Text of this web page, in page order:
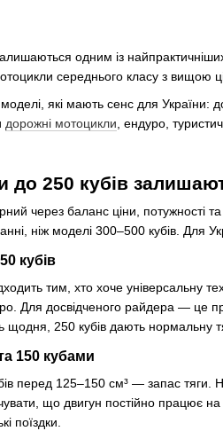
одним із
середнього класу з вищою
які мають сенс для
дорожні мотоцикли , ендуро,
до 250 кубів
через баланс ціни, потужності та
ніж моделі 300–500 кубів. Для
кубів
тим, хто хоче універсальну
Для досвідченого райдера — це
щодня, 250 кубів дають нормальну
150 кубами
перед 125–150 см³ — запас тяги.
що двигун постійно
поїздки.